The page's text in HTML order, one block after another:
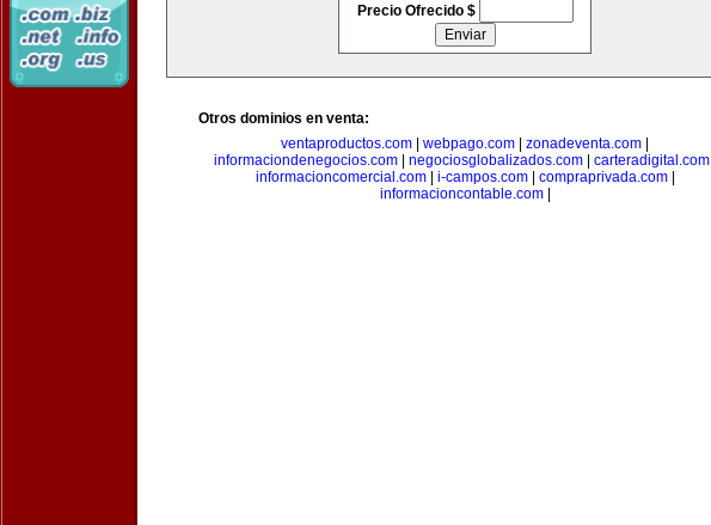
Precio Ofrecido $
Otros dominios en venta:
ventaproductos.com
webpago.com zonadeventa.com
informaciondenegocios.com| negociosglobalizados.com| carteradigital.com|
informacioncomercial.com| i-campos.com| compraprivada.com|
informacioncontable.com|